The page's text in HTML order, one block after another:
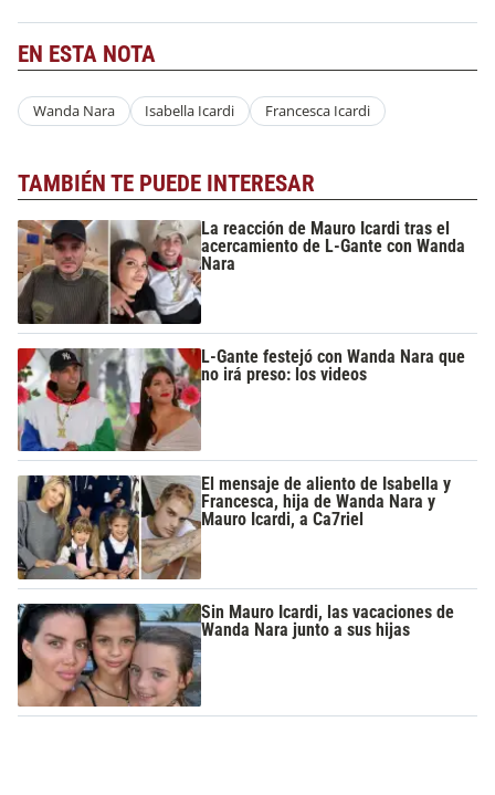
EN ESTA NOTA
Wanda Nara Isabella Icardi Francesca Icardi
TAMBIÉN TE PUEDE INTERESAR
La reacción de Mauro Icardi tras el
acercamiento de L-Gante con Wanda
Nara
L-Gante festejó con Wanda Nara que
no irá preso: los videos
El mensaje de aliento de Isabella y
Francesca, hija de Wanda Nara y
Mauro Icardi, a Ca7riel
Sin Mauro Icardi, las vacaciones de
Wanda Nara junto a sus hijas